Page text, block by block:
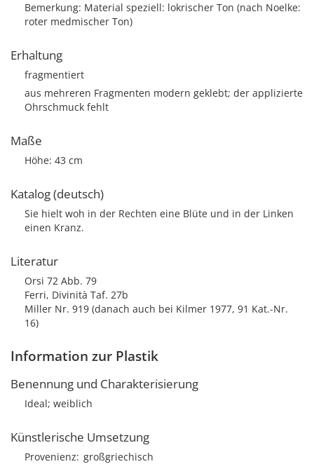
Bemerkung: Material speziell: lokrischer Ton (nach Noelke:
roter medmischer Ton)
Erhaltung
fragmentiert
aus mehreren Fragmenten modern geklebt; der applizierte
Ohrschmuck fehlt
Maße
Höhe: 43 cm
Katalog (deutsch)
Sie hielt woh in der Rechten eine Blüte und in der Linken
einen Kranz.
Literatur
Orsi 72 Abb. 79
Ferri, Divinità Taf. 27b
Miller Nr. 919 (danach auch bei Kilmer 1977, 91 Kat.-Nr.
16)
Information zur Plastik
Benennung und Charakterisierung
Ideal; weiblich
Künstlerische Umsetzung
Provenienz großgriechisch